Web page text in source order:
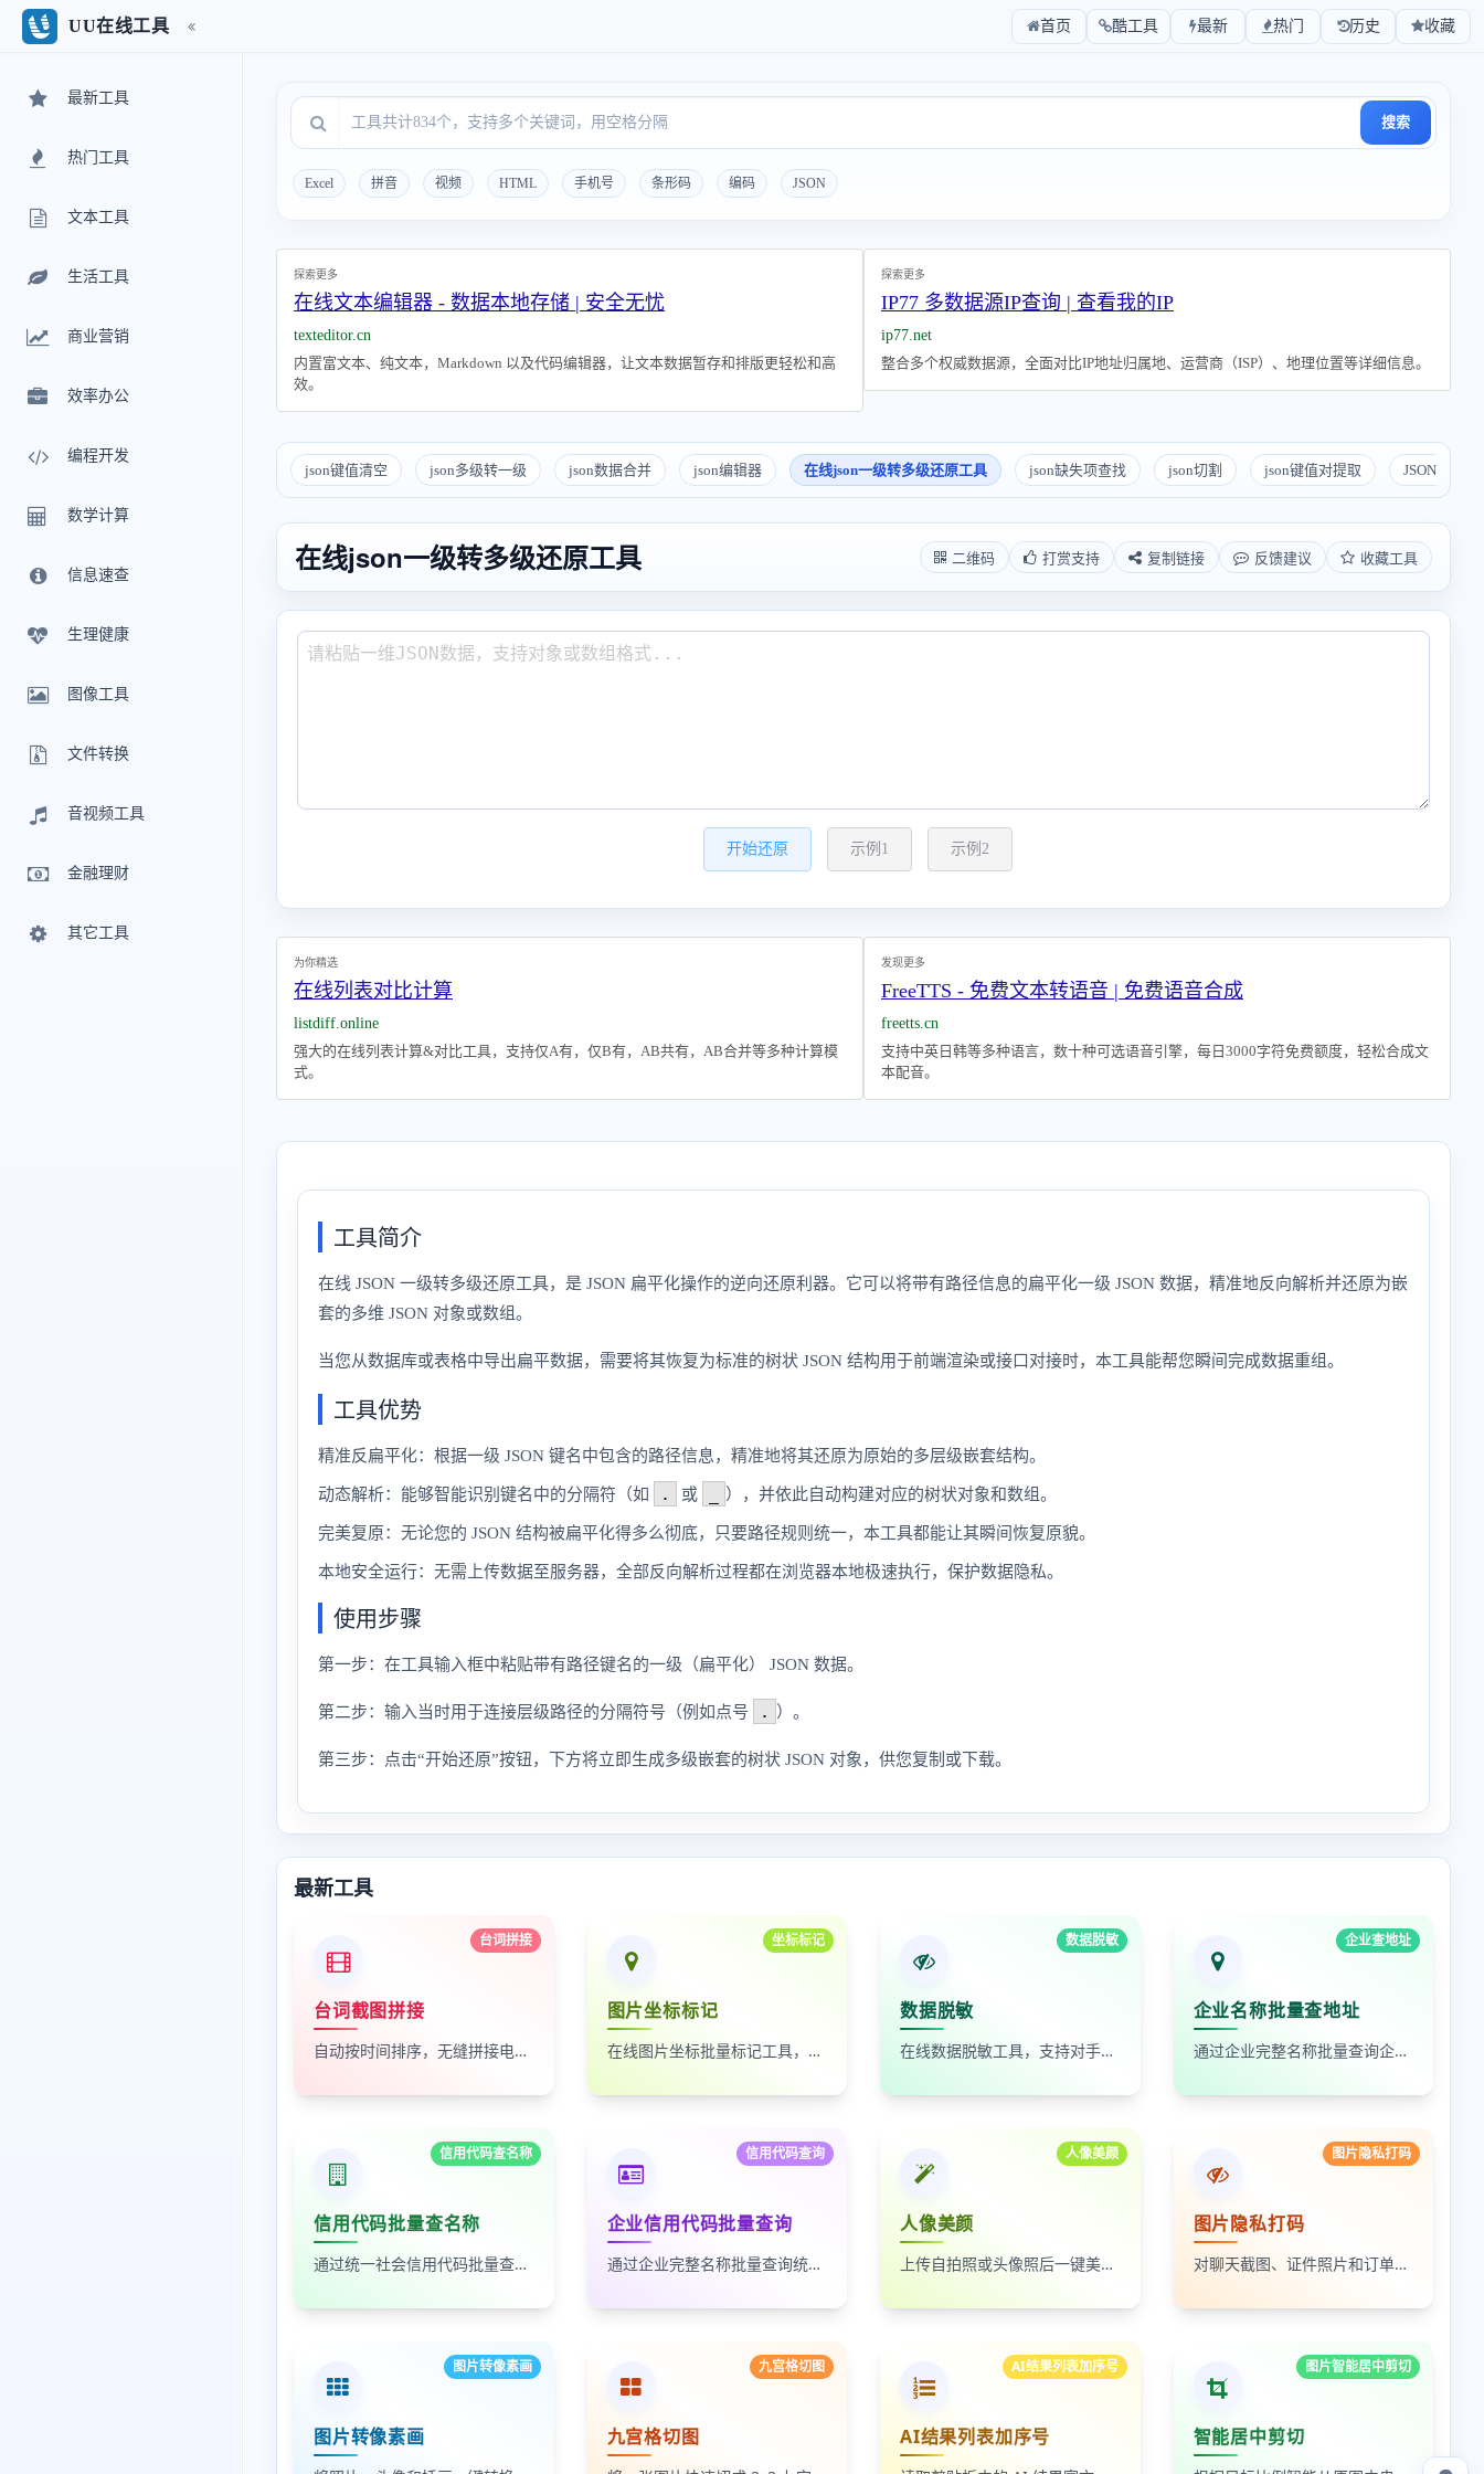
最新工具
热门工具
文本工具
生活工具
商业营销
效率办公
编程开发
数学计算
信息速查
生理健康
图像工具
文件转换
音视频工具
金融理财
其它工具
UU在线工具 首页 酷工具 最新 热门 历史 收藏
搜索
Excel 拼音 视频 HTML 手机号 条形码 编码 JSON
探索更多
在线文本编辑器 - 数据本地存储 | 安全无忧
texteditor.cn
内置富文本、纯文本，Markdown 以及代码编辑器，让文本数据暂存和排版更轻松和高
效。
探索更多
IP77 多数据源IP查询 | 查看我的IP
ip77.net
整合多个权威数据源，全面对比IP地址归属地、运营商（ISP）、地理位置等详细信息。
json键值清空 json多级转一级 json数据合并 json编辑器 在线json一级转多级还原工具 json缺失项查找 json切割 json键值对提取 JSON字段提
在线json一级转多级还原工具 二维码 打赏支持 复制链接 反馈建议 收藏工具
开始还原 示例1 示例2
为你精选
在线列表对比计算
listdiff.online
强大的在线列表计算&对比工具，支持仅A有，仅B有，AB共有，AB合并等多种计算模
式。
发现更多
FreeTTS - 免费文本转语音 | 免费语音合成
freetts.cn
支持中英日韩等多种语言，数十种可选语音引擎，每日3000字符免费额度，轻松合成文
本配音。
工具简介
在线 JSON 一级转多级还原工具，是 JSON 扁平化操作的逆向还原利器。它可以将带有路径信息的扁平化一级 JSON 数据，精准地反向解析并还原为嵌
套的多维 JSON 对象或数组。
当您从数据库或表格中导出扁平数据，需要将其恢复为标准的树状 JSON 结构用于前端渲染或接口对接时，本工具能帮您瞬间完成数据重组。
工具优势
精准反扁平化：根据一级 JSON 键名中包含的路径信息，精准地将其还原为原始的多层级嵌套结构。
动态解析：能够智能识别键名中的分隔符（如 . 或 ），并依此自动构建对应的树状对象和数组。
完美复原：无论您的 JSON 结构被扁平化得多么彻底，只要路径规则统一，本工具都能让其瞬间恢复原貌。
本地安全运行：无需上传数据至服务器，全部反向解析过程都在浏览器本地极速执行，保护数据隐私。
使用步骤
第一步：在工具输入框中粘贴带有路径键名的一级（扁平化） JSON 数据。
第二步：输入当时用于连接层级路径的分隔符号（例如点号 . ）。
第三步：点击“开始还原”按钮，下方将立即生成多级嵌套的树状 JSON 对象，供您复制或下载。
最新工具
台词拼接
台词截图拼接
自动按时间排序，无缝拼接电影台词截图
坐标标记
图片坐标标记
在线图片坐标批量标记工具，支持自定义红点、颜色、大小及序号
数据脱敏
数据脱敏
在线数据脱敏工具，支持对手机号、身份证号、姓名、邮箱等敏感数据进行批量脱敏处理，保护隐私安全
企业查地址
企业名称批量查地址
通过企业完整名称批量查询企业地址，支持查看默认地址、年报地址和注册地址，适合企业资料整理和工商信息核对
信用代码查名称
信用代码批量查名称
通过统一社会信用代码批量查询企业名称，适合企业名单核验、客户资料整理和工商信息补全
信用代码查询
企业信用代码批量查询
通过企业完整名称批量查询统一社会信用代码，适合企业资料整理、名单核验和工商信息匹配
人像美颜
人像美颜
上传自拍照或头像照后一键美颜，支持人像磨皮、提亮和美颜强度调节，适合人物照片快速优化
图片隐私打码
图片隐私打码
对聊天截图、证件照片和订单页面中的敏感内容进行局部打码，支持多次框选和重复处理
图片转像素画
图片转像素画
九宫格切图
九宫格切图
AI结果列表加序号
AI结果列表加序号
图片智能居中剪切
智能居中剪切